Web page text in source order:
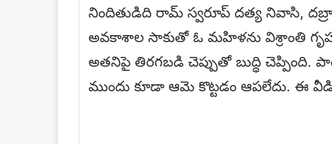
నిందితుడిది రామ్ స్వరూప్ దత్య నివాసి,
అవకాశాల సాకుతో ఓ మహిళను విశ్రాంతి
అతనిపై తిరగబడి చెప్పుతో బుద్ధి చెప్పింది.
ముందు కూడా ఆమె కొట్టడం ఆపలేదు.